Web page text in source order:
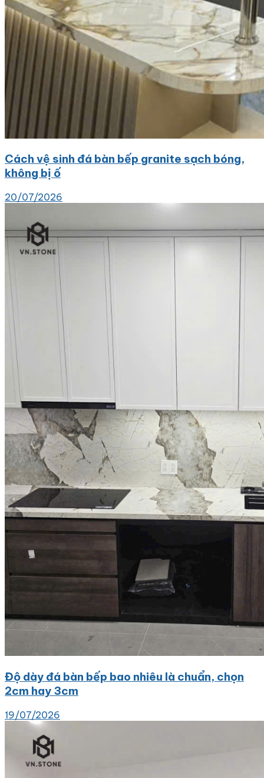
Cách vệ sinh đá bàn bếp granite sạch bóng,
không bị ố
20/07/2026
Độ dày đá bàn bếp bao nhiêu là chuẩn, chọn
2cm hay 3cm
19/07/2026